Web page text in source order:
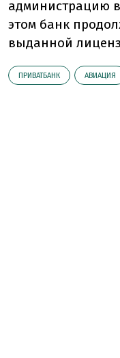
администрацию
этом банк
выданной
ПРИВАТБАНК АВИАЦИЯ